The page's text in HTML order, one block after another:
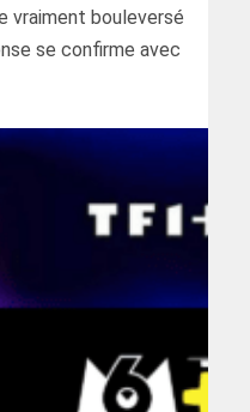
vraiment bouleversé
se confirme avec